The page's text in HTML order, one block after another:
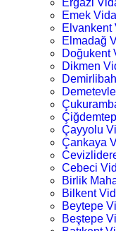
Ergazi
Emek
Elvankent
Elmadağ
Doğukent
Dikmen
Çayyolu
Çankaya
Cebeci
Birlik
Bilkent
Beytepe
Beştepe